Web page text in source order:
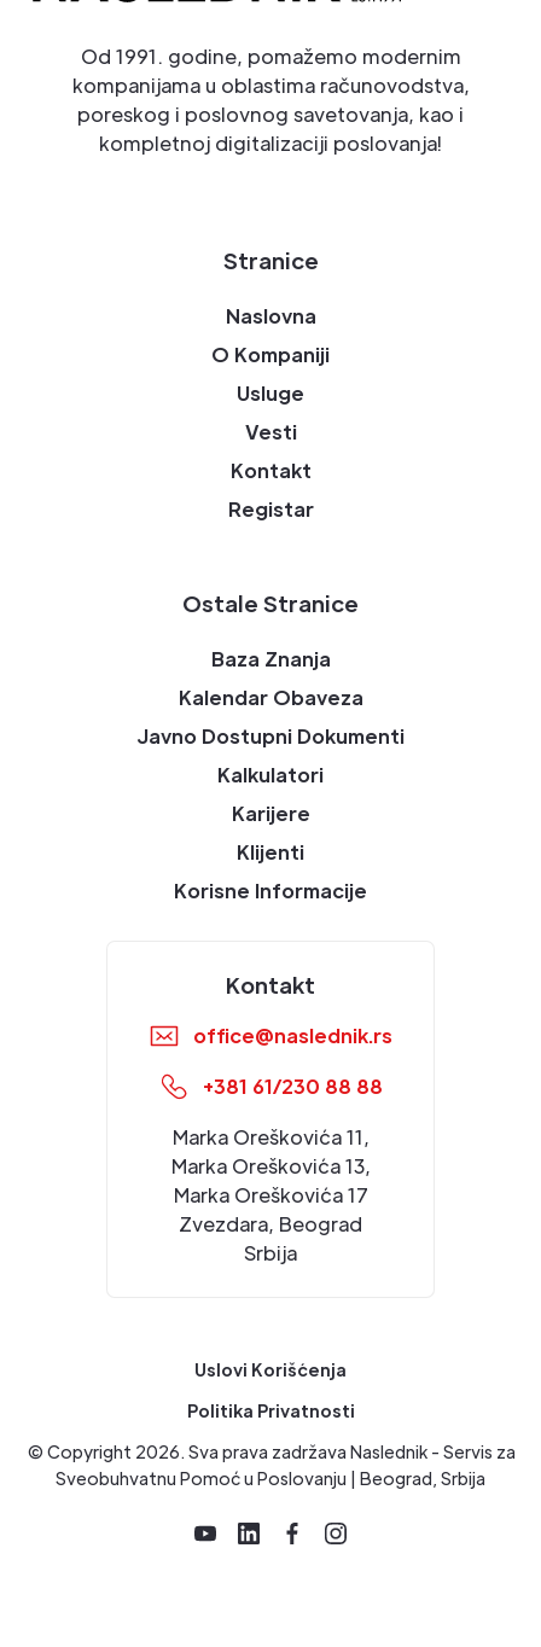
Od 1991. godine, pomažemo modernim
kompanijama u oblastima računovodstva,
poreskog i poslovnog savetovanja, kao i
kompletnoj digitalizaciji poslovanja!
Stranice
Naslovna
O Kompaniji
Usluge
Vesti
Kontakt
Registar
Ostale Stranice
Baza Znanja
Kalendar Obaveza
Javno Dostupni Dokumenti
Kalkulatori
Karijere
Klijenti
Korisne Informacije
Kontakt
office@naslednik.rs
+381 61/230 88 88
Marka Oreškovića 11,
Marka Oreškovića 13,
Marka Oreškovića 17
Zvezdara, Beograd
Srbija
Uslovi Korišćenja
Politika Privatnosti
© Copyright 2026. Sva prava zadržava Naslednik - Servis za
Sveobuhvatnu Pomoć u Poslovanju | Beograd, Srbija